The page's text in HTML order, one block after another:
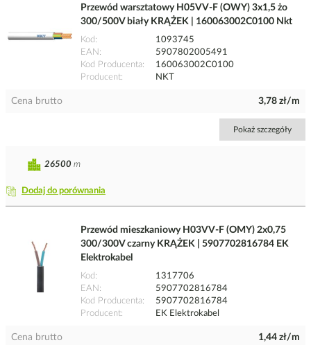
Przewód warsztatowy H05VV-F (OWY) 3x1,5 żo
300/500V biały KRĄŻEK | 160063002C0100 Nkt
Kod
1093745
EAN
5907802005491
Kod Producenta
160063002C0100
Producent
NKT
Cena brutto 3,78 zł/m
Pokaż szczegóły
Dodaj do porównania
26500 m
Przewód mieszkaniowy H03VV-F (OMY) 2x0,75
300/300V czarny KRĄŻEK | 5907702816784 EK
Elektrokabel
Kod
1317706
EAN
5907702816784
Kod Producenta
5907702816784
Producent
EK Elektrokabel
Cena brutto 1,44 zł/m